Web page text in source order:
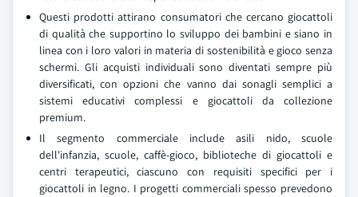
Questi prodotti attirano consumatori che cercano giocattoli
di qualità che supportino lo sviluppo dei bambini e siano in
linea con i loro valori in materia di sostenibilità e gioco senza
schermi. Gli acquisti individuali sono diventati sempre più
diversificati, con opzioni che vanno dai sonagli semplici a
sistemi educativi complessi e giocattoli da collezione
premium.
Il segmento commerciale include asili nido, scuole
dell'infanzia, scuole, caffè-gioco, biblioteche di giocattoli e
centri terapeutici, ciascuno con requisiti specifici per i
giocattoli in legno. I progetti commerciali spesso prevedono